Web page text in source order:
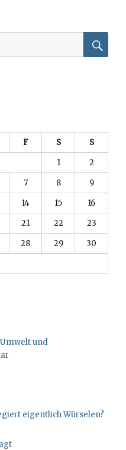
F S
S
1
2
7 8
9
14 15
16
21 22
23
28 29
30
und
eigentlich Würselen?